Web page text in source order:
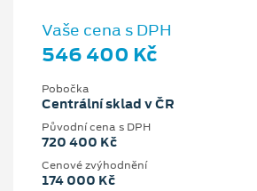
Vaše cena s DPH
546 400 Kč
Pobočka
Centrální sklad v ČR
Původní cena s DPH
720 400 Kč
Cenové zvýhodnění
174 000 Kč